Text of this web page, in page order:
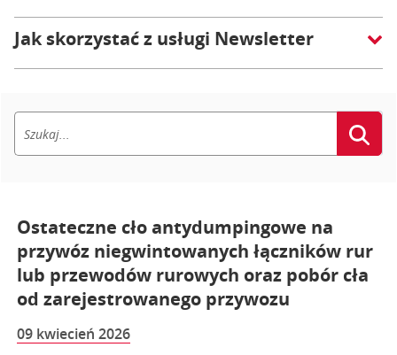
Jak skorzystać z usługi Newsletter
Ostateczne cło antydumpingowe na
przywóz niegwintowanych łączników rur
lub przewodów rurowych oraz pobór cła
od zarejestrowanego przywozu
09 kwiecień 2026